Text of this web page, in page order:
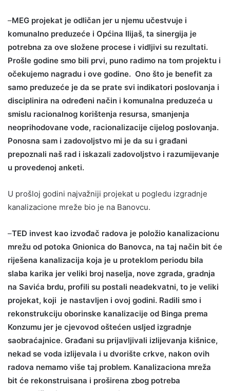
–MEG projekat je odličan jer u njemu učestvuje i
komunalno preduzeće i Općina Ilijaš, ta sinergija je
potrebna za ove složene procese i vidljivi su rezultati.
Prošle godine smo bili prvi, puno radimo na tom projektu i
očekujemo nagradu i ove godine. Ono što je benefit za
samo preduzeće je da se prate svi indikatori poslovanja i
disciplinira na određeni način i komunalna preduzeća u
smislu racionalnog korištenja resursa, smanjenja
neoprihodovane vode, racionalizacije cijelog poslovanja.
Ponosna sam i zadovoljstvo mi je da su i građani
prepoznali naš rad i iskazali zadovoljstvo i razumijevanje
u provedenoj anketi.
U prošloj godini najvažniji projekat u pogledu izgradnje
kanalizacione mreže bio je na Banovcu.
–TED invest kao izvođač radova je položio kanalizacionu
mrežu od potoka Gnionica do Banovca, na taj način bit će
riješena kanalizacija koja je u proteklom periodu bila
slaba karika jer veliki broj naselja, nove zgrada, gradnja
na Savića brdu, profili su postali neadekvatni, to je veliki
projekat, koji je nastavljen i ovoj godini. Radili smo i
rekonstrukciju oborinske kanalizacije od Binga prema
Konzumu jer je cjevovod oštećen usljed izgradnje
saobraćajnice. Građani su prijavljivali izlijevanja kišnice,
nekad se voda izlijevala i u dvorište crkve, nakon ovih
radova nemamo više taj problem. Kanalizaciona mreža
bit će rekonstruisana i proširena zbog potreba